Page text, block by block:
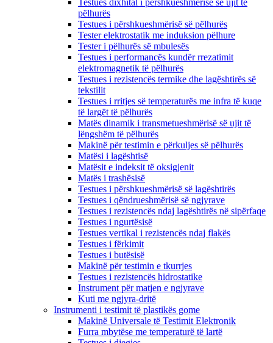
Testues dixhital i përshkueshmërisë së ujit të
pëlhurës
Testues i përshkueshmërisë së pëlhurës
Tester elektrostatik me induksion pëlhure
Tester i pëlhurës së mbulesës
Testues i performancës kundër rrezatimit
elektromagnetik të pëlhurës
Testues i rezistencës termike dhe lagështirës së
tekstilit
Testues i rritjes së temperaturës me infra të kuqe
të largët të pëlhurës
Matës dinamik i transmetueshmërisë së ujit të
lëngshëm të pëlhurës
Makinë për testimin e përkuljes së pëlhurës
Matësi i lagështisë
Matësit e indeksit të oksigjenit
Matës i trashësisë
Testues i përshkueshmërisë së lagështirës
Testues i qëndrueshmërisë së ngjyrave
Testues i rezistencës ndaj lagështirës në sipërfaqe
Testues i ngurtësisë
Testues vertikal i rezistencës ndaj flakës
Testues i fërkimit
Testues i butësisë
Makinë për testimin e tkurrjes
Testues i rezistencës hidrostatike
Instrument për matjen e ngjyrave
Kuti me ngjyra-dritë
Instrumenti i testimit të plastikës gome
Makinë Universale të Testimit Elektronik
Furra mbytëse me temperaturë të lartë